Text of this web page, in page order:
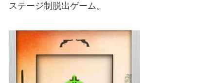
ステージ制脱出ゲーム。